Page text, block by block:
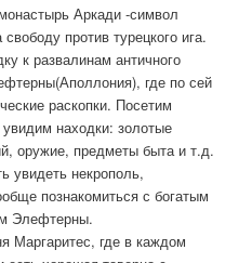
Аркади -символ
против турецкого ига.
к развалинам античного
где по сей
раскопки. Посетим
находки: золотые
оружие, предметы быта и т.д.
увидеть некрополь,
познакомиться с богатым
Элефтерны.
Маргаритес, где в каждом